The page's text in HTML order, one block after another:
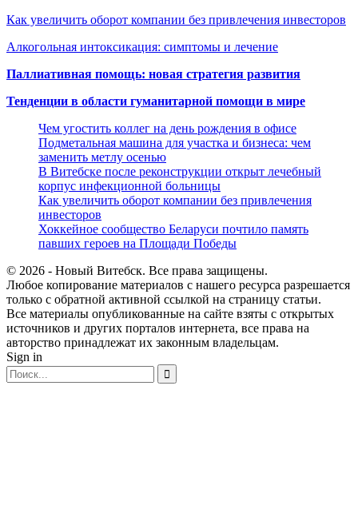
Как увеличить оборот компании без привлечения инвесторов
Алкогольная интоксикация: симптомы и лечение
Паллиативная помощь: новая стратегия развития
Тенденции в области гуманитарной помощи в мире
Чем угостить коллег на день рождения в офисе
Подметальная машина для участка и бизнеса: чем
заменить метлу осенью
В Витебске после реконструкции открыт лечебный
корпус инфекционной больницы
Как увеличить оборот компании без привлечения
инвесторов
Хоккейное сообщество Беларуси почтило память
павших героев на Площади Победы
© 2026 - Новый Витебск. Все права защищены.
Любое копирование материалов с нашего ресурса разрешается
только с обратной активной ссылкой на страницу статьи.
Все материалы опубликованные на сайте взяты с открытых
источников и других порталов интернета, все права на
авторство принадлежат их законным владельцам.
Sign in